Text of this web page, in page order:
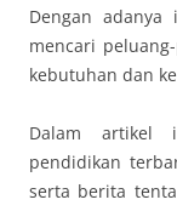
Dengan
mencari
kebutuhan dan
Dalam artikel
pendidikan
serta berita